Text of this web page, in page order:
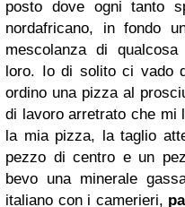
posto dove ogni tanto
nordafricano, in fondo
mescolanza di
loro. Io di solito ci vado
ordino una pizza al
di lavoro arretrato che mi
la mia pizza, la taglio
pezzo di centro e un
bevo una minerale
italiano con i camerieri,